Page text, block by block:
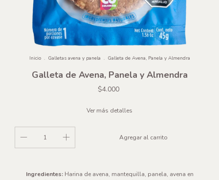
Inicio . Galletas avena y panela . Galleta de Avena, Panela y Almendra
Galleta de Avena, Panela y Almendra
$4.000
Ver más detalles
Ingredientes:Harina de avena, mantequilla, panela, avena en